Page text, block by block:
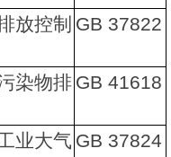
放控制 GB 37822
染物排 GB 41618
业大气 GB 37824